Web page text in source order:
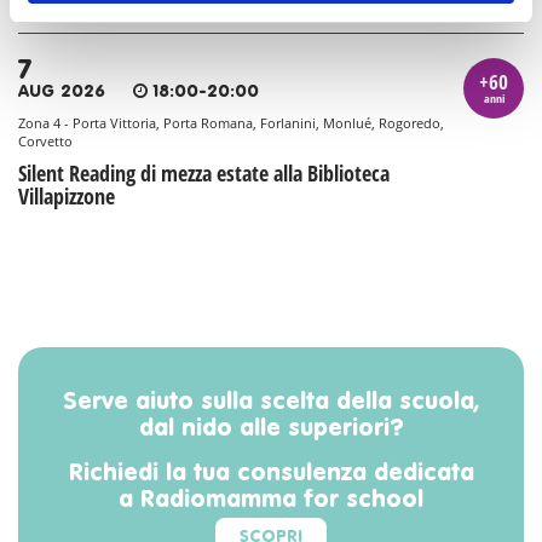
7
AUG 2026 18:00-20:00
Zona 4 - Porta Vittoria, Porta Romana, Forlanini, Monlué, Rogoredo,
Corvetto
Silent Reading di mezza estate alla Biblioteca
Villapizzone
+60
anni
Serve aiuto sulla scelta della scuola,
dal nido alle superiori?
Richiedi la tua consulenza dedicata
a Radiomamma for school
SCOPRI